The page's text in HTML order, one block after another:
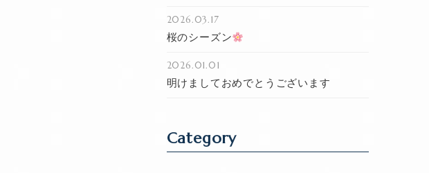
2026.03.17
桜のシーズン
2026.01.01
明けましておめでとうございます
Category